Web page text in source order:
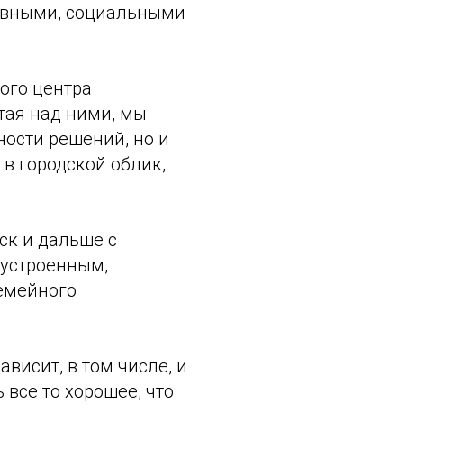
социальными
центра
над ними, мы
решений, но и
городской облик,
и дальше с
в том числе, и
то хорошее, что